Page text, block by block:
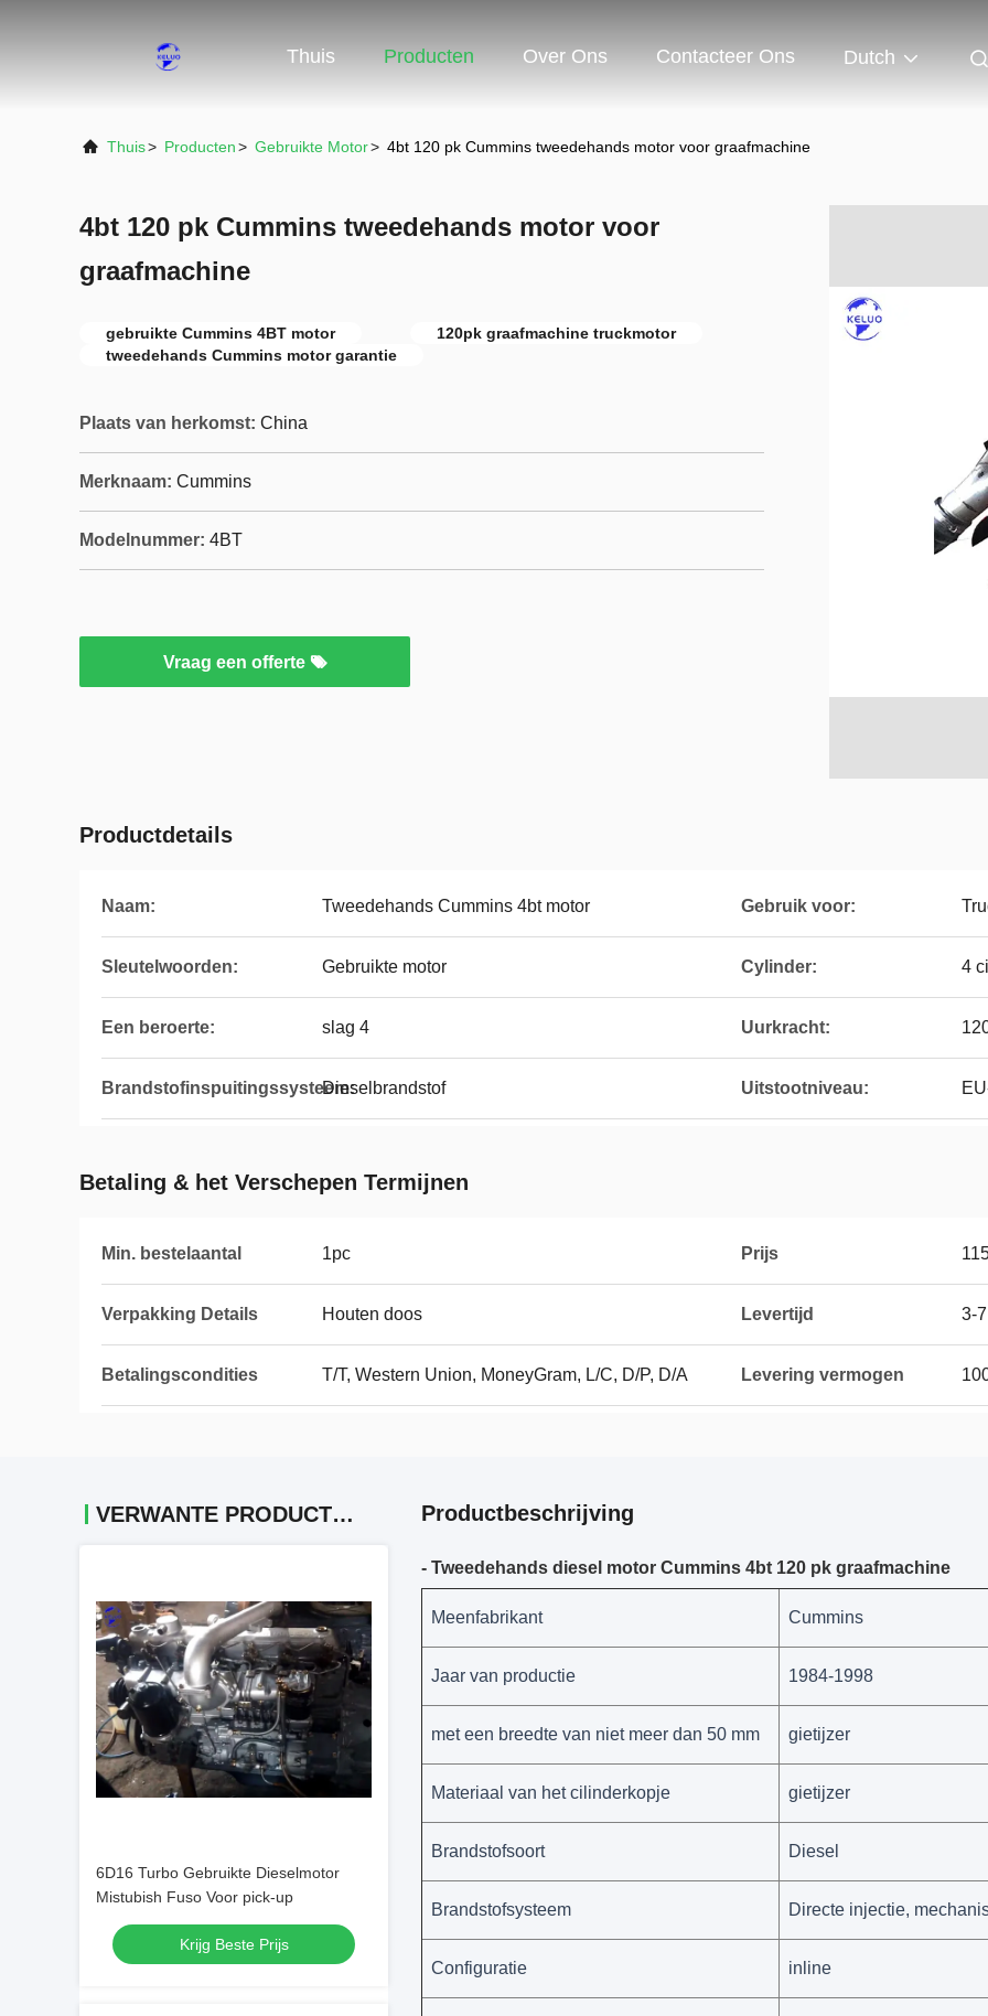
Thuis Producten Over Ons Contacteer Ons Dutch
Thuis> Producten> Gebruikte Motor> 4bt 120 pk Cummins tweedehands motor voor graafmachine
4bt 120 pk Cummins tweedehands motor voor
graafmachine
gebruikte Cummins 4BT motor
120pk graafmachine truckmotor
tweedehands Cummins motor garantie
Plaats van herkomst: China
Merknaam: Cummins
Modelnummer: 4BT
Vraag een offerte
Productdetails
Naam: Tweedehands Cummins 4bt motor Gebruik voor:
Sleutelwoorden: Gebruikte motor Cylinder: 4
Een beroerte: slag 4 Uurkracht:
Brandstofinspuitingssysteem:Dieselbrandstof Uitstootniveau:
Betaling & het Verschepen Termijnen
Min. bestelaantal 1pc Prijs
Verpakking Details Houten doos Levertijd 3-
Betalingscondities T/T, Western Union, MoneyGram, L/C, D/P, D/A Levering vermogen
VERWANTE PRODUCTEN
6D16 Turbo Gebruikte Dieselmotor
Mistubish Fuso Voor pick-up
Krijg Beste Prijs
Productbeschrijving
- Tweedehands diesel motor Cummins 4bt 120 pk graafmachine
Meenfabrikant Cummins
Jaar van productie 1984-1998
met een breedte van niet meer dan 50 mm gietijzer
Materiaal van het cilinderkopje gietijzer
Brandstofsoort Diesel
Brandstofsysteem Directe injectie,
Configuratie inline